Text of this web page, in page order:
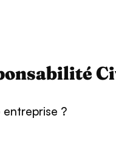
entreprise ?